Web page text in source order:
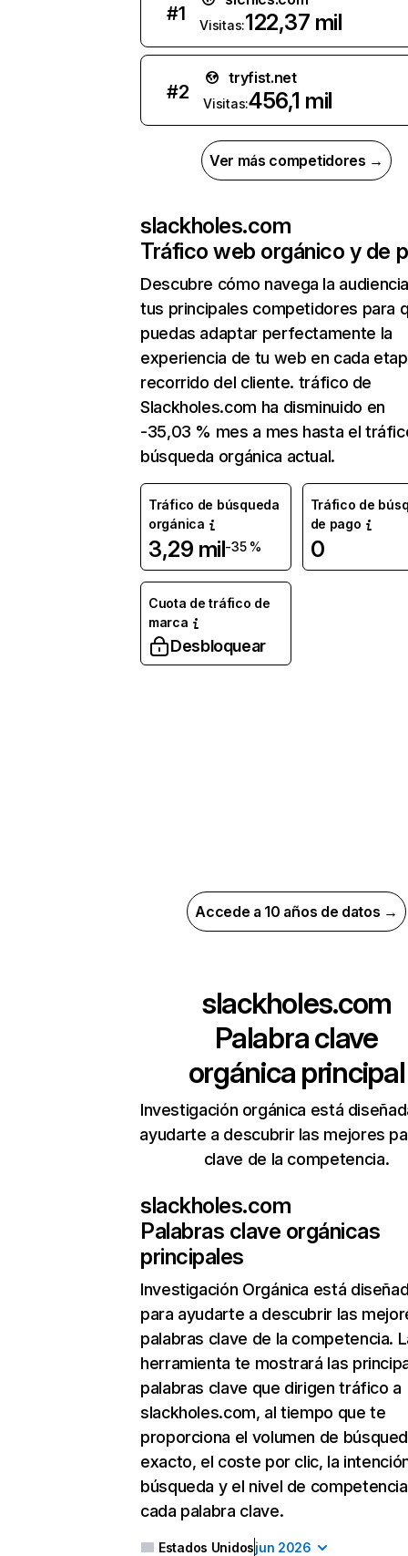
#1
Visitas:122,37 mil
#2
tryfist.net
Visitas:456,1 mil
Ver más competidores →
slackholes.com
Tráfico web orgánico y de
Descubre cómo navega la
tus principales competidores para
puedas adaptar perfectamente la
experiencia de tu web en cada
recorrido del cliente. tráfico de
Slackholes.com ha disminuido en
-35,03 % mes a mes hasta el
búsqueda orgánica actual.
Tráfico de búsqueda
orgánica
3,29 mil-35 %
Tráfico de
de pago
0
Cuota de tráfico de
marca
Desbloquear
Accede a 10 años de datos →
slackholes.com
Palabra clave
orgánica principal
Investigación orgánica está
ayudarte a descubrir las mejores
clave de la competencia.
slackholes.com
Palabras clave orgánicas
principales
Investigación Orgánica está
para ayudarte a descubrir las
palabras clave de la competencia.
herramienta te mostrará las
palabras clave que dirigen tráfico a
slackholes.com, al tiempo que te
proporciona el volumen de
exacto, el coste por clic, la
búsqueda y el nivel de
cada palabra clave.
Estados Unidosjun 2026